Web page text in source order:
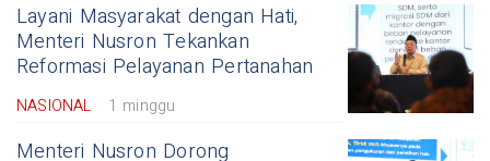
Layani Masyarakat dengan Hati,
Menteri Nusron Tekankan
Reformasi Pelayanan Pertanahan
NASIONAL 1 minggu
Menteri Nusron Dorong